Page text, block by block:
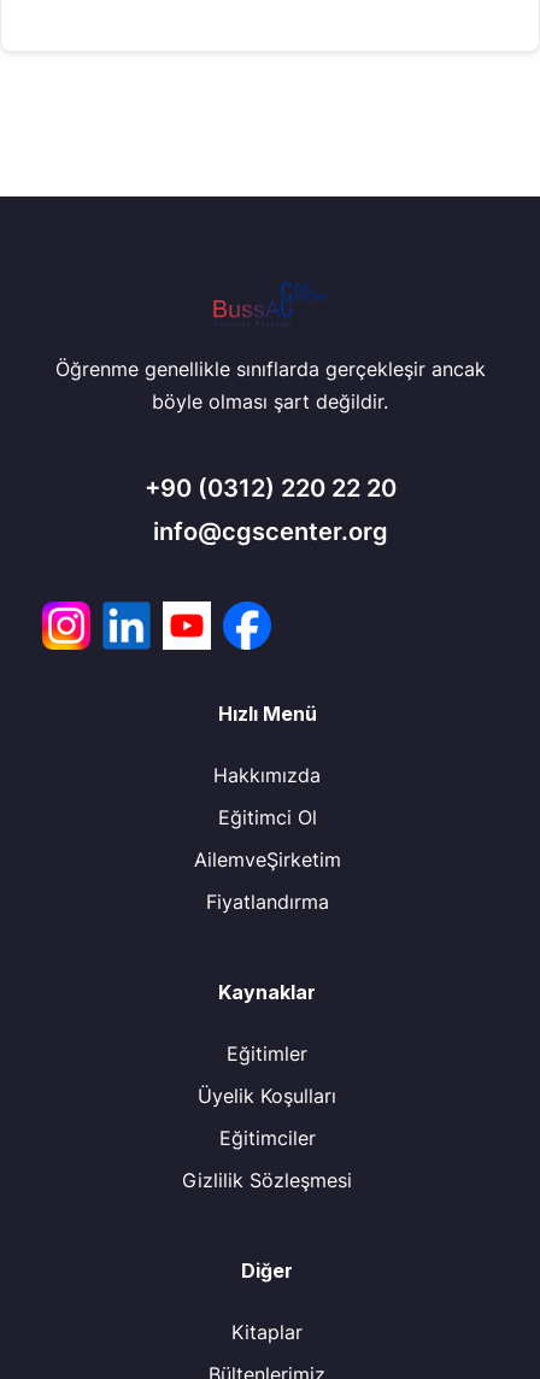
Öğrenme genellikle sınıflarda gerçekleşir ancak
böyle olması şart değildir.
+90 (0312) 220 22 20
info@cgscenter.org
Hızlı Menü
Hakkımızda
Eğitimci Ol
AilemveŞirketim
Fiyatlandırma
Kaynaklar
Eğitimler
Üyelik Koşulları
Eğitimciler
Gizlilik Sözleşmesi
Diğer
Kitaplar
Bültenlerimiz